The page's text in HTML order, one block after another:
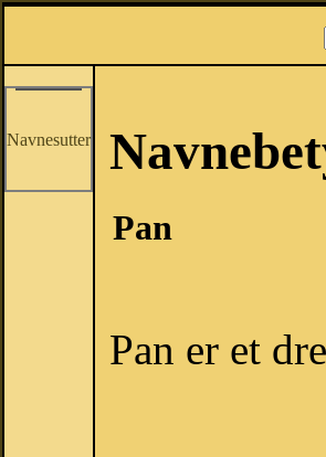
Navnesutter
Pan
Pan er et